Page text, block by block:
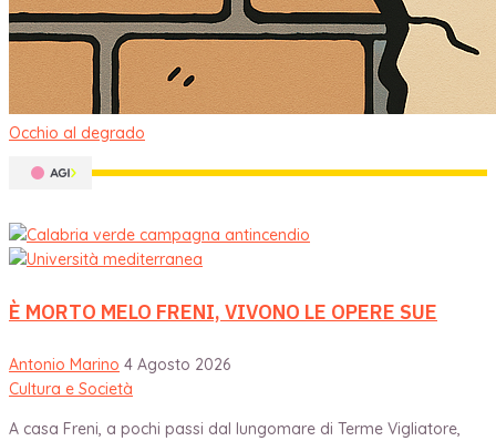
Occhio al degrado
È MORTO MELO FRENI, VIVONO LE OPERE SUE
Antonio Marino 4 Agosto 2026
Cultura e Società
A casa Freni, a pochi passi dal lungomare di Terme Vigliatore,